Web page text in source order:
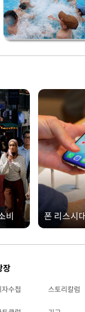
비 폰 리스시
장
자수첩 스토리칼럼